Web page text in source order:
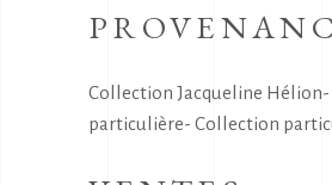
Collection Jacqueline
particulière- Collection